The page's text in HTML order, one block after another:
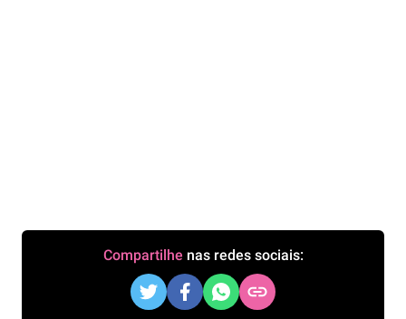
Compartilhe nas redes sociais: